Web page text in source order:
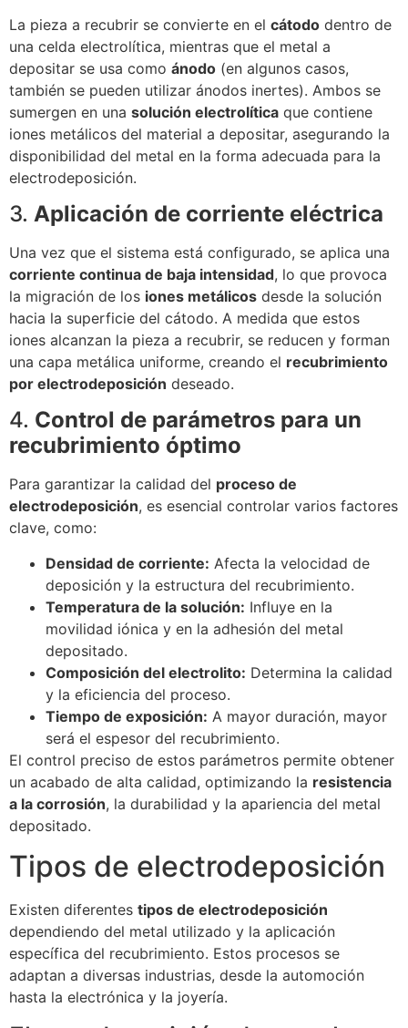
La pieza a recubrir se convierte en el cátodo dentro de
una celda electrolítica, mientras que el metal a
depositar se usa como ánodo (en algunos casos,
también se pueden utilizar ánodos inertes). Ambos se
sumergen en una solución electrolítica que contiene
iones metálicos del material a depositar, asegurando la
disponibilidad del metal en la forma adecuada para la
electrodeposición.
3. Aplicación de corriente eléctrica
Una vez que el sistema está configurado, se aplica una
corriente continua de baja intensidad, lo que provoca
la migración de los iones metálicos desde la solución
hacia la superficie del cátodo. A medida que estos
iones alcanzan la pieza a recubrir, se reducen y forman
una capa metálica uniforme, creando el recubrimiento
por electrodeposición deseado.
4. Control de parámetros para un
recubrimiento óptimo
Para garantizar la calidad del proceso de
electrodeposición, es esencial controlar varios factores
clave, como:
Densidad de corriente: Afecta la velocidad de
deposición y la estructura del recubrimiento.
Temperatura de la solución: Influye en la
movilidad iónica y en la adhesión del metal
depositado.
Composición del electrolito: Determina la calidad
y la eficiencia del proceso.
Tiempo de exposición: A mayor duración, mayor
será el espesor del recubrimiento.
El control preciso de estos parámetros permite obtener
un acabado de alta calidad, optimizando la resistencia
a la corrosión, la durabilidad y la apariencia del metal
depositado.
Tipos de electrodeposición
Existen diferentes tipos de electrodeposición
dependiendo del metal utilizado y la aplicación
específica del recubrimiento. Estos procesos se
adaptan a diversas industrias, desde la automoción
hasta la electrónica y la joyería.